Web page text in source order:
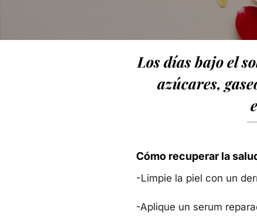
Los días bajo el
azúcares,
Cómo recuperar la
-Limpie la piel con un
-Aplique un serum